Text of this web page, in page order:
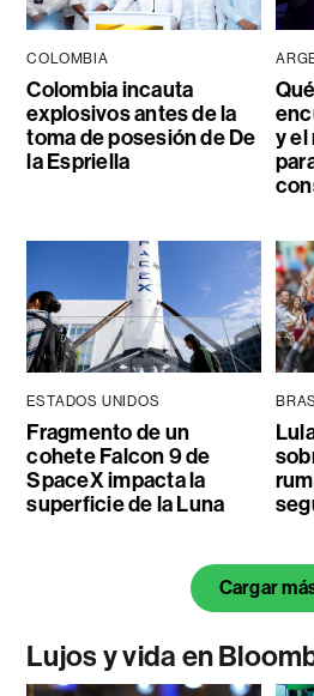
COLOMBIA
Colombia incauta
explosivos antes de la
toma de posesión de De
la Espriella
y el
ESTADOS UNIDOS
Fragmento de un
cohete Falcon 9 de
SpaceX impacta la
superficie de la Luna
Cargar
Lujos y vida en